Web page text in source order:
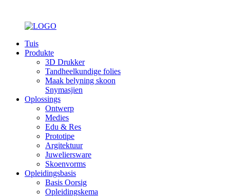
Tuis
Produkte
3D Drukker
Tandheelkundige folies
Maak belyning skoon
Snymasjien
Oplossings
Ontwerp
Medies
Edu & Res
Prototipe
Argitektuur
Juweliersware
Skoenvorms
Opleidingsbasis
Basis Oorsig
Opleidingskema